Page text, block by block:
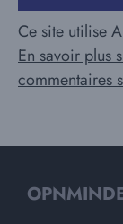
Ce site utilise
En savoir plus
commentaires